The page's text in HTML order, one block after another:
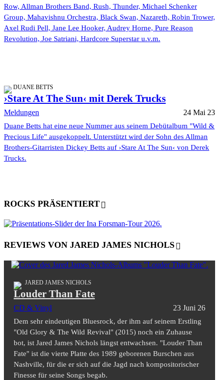
Row, Allman Brothers Band, Rush, Thunder, Michael Schenker
Group, Mahavishnu Orchestra, Black Swan, Nazareth, Robin Trower,
Axel Rudi Pell, Jane Lee Hooker, Audrey Horne, Pure Reason
Revolution, Joe Satriani, Hardcore Superstar u.v.m.
DUANE BETTS
›Stare At The Sun‹ mit Derek Trucks
Meldungen 24 Mai 23
Duane Betts hat eine neue Nummer aus seinem Debütalbum "Wild &
Precious Life" ausgekoppelt. Unterstützt wird der Sohn des Allman
Brothers-Gitarristen Dickey Betts auf ›Stare At The Sun‹ von Derek
Trucks.
ROCKS PRÄSENTIERT
REVIEWS VON JARED JAMES NICHOLS
JARED JAMES NICHOLS
Louder Than Fate
CD & Vinyl 23 Juni 26
Dem sehr eindeutigen Bluesrock, der ihm auf seinem Erstling
"Old Glory & The Wild Revival" (2015) noch ein Zuhause
bot, ist Jared James Nichols längst entwachsen. "Louder Than
Fate" ist die vierte Platte des 1989 geborenen Burschen aus
Nashville, für die er sich auf die Jagd nach kompositorischer
Finesse für seine Songs begab.